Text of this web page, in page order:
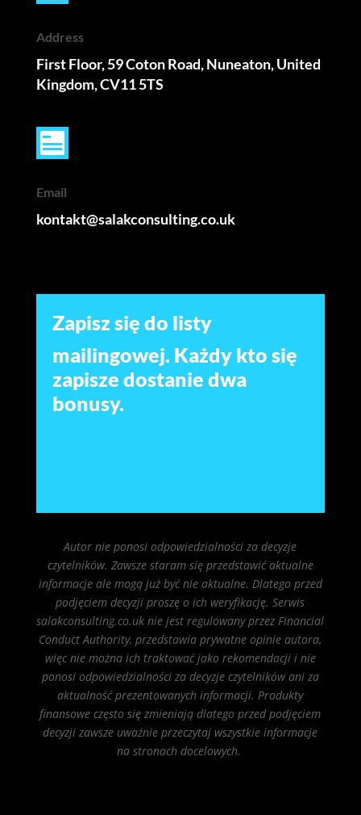
Address
First Floor, 59 Coton Road, Nuneaton, United
Kingdom, CV11 5TS
Email
kontakt@salakconsulting.co.uk
Zapisz się do listy
mailingowej. Każdy kto się
zapisze dostanie dwa
bonusy.
Autor nie ponosi odpowiedzialności za decyzje
czytelników. Zawsze staram się przedstawić aktualne
informacje ale mogą już być nie aktualne. Dlatego przed
podjęciem decyzji proszę o ich weryfikację. Serwis
salakconsulting.co.uk nie jest regulowany przez Financial
Conduct Authority, przedstawia prywatne opinie autora,
więc nie można ich traktować jako rekomendacji i nie
ponosi odpowiedzialności za decyzje czytelników ani za
aktualność prezentowanych informacji. Produkty
finansowe często się zmieniają dlatego przed podjęciem
decyzji zawsze uważnie przeczytaj wszystkie informacje
na stronach docelowych.